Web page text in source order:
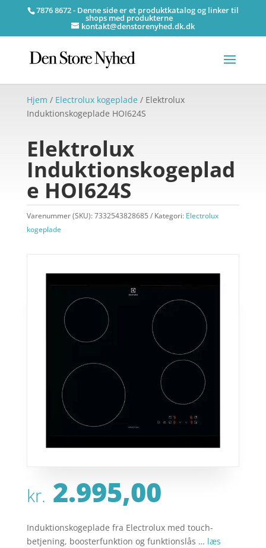
7876 8672 - Denne side er et produktkatalog og linker til
shops med produkterne
kontakt@denstorenyhed.dk.dk
Hjem / Electrolux kogeplade / Elektrolux
Induktionskogeplade HOI624S
Elektrolux
Induktionskogeplad
e HOI624S
Varenummer (SKU):7332543828685 Kategori: Electrolux
kogeplade
kr. 2.995,00
Induktionskogeplade fra Electrolux med touch-
betjening, boosterfunktion og funktionslås … læs